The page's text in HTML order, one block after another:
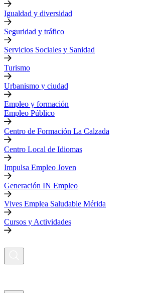
Igualdad y diversidad
Seguridad y tráfico
Servicios Sociales y Sanidad
Turismo
Urbanismo y ciudad
Empleo y formación
Empleo Público
Centro de Formación La Calzada
Centro Local de Idiomas
Impulsa Empleo Joven
Generación IN Empleo
Vives Emplea Saludable Mérida
Cursos y Actividades